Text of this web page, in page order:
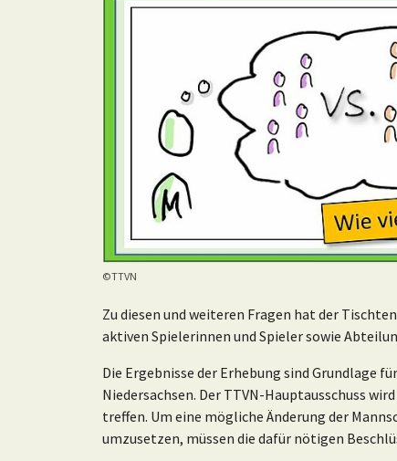
©TTVN
Zu diesen und weiteren Fragen hat der
aktiven Spielerinnen und Spieler sowie
Die Ergebnisse der Erhebung sind Grundlage
Niedersachsen. Der TTVN-Hauptausschuss
treffen. Um eine mögliche Änderung der
umzusetzen, müssen die dafür nötigen